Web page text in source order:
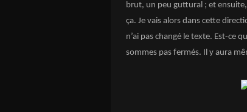
brut, un peu guttural ; et
ça. Je vais alors dans cette
n’ai pas changé le texte. Est-ce
sommes pas fermés. Il y aura